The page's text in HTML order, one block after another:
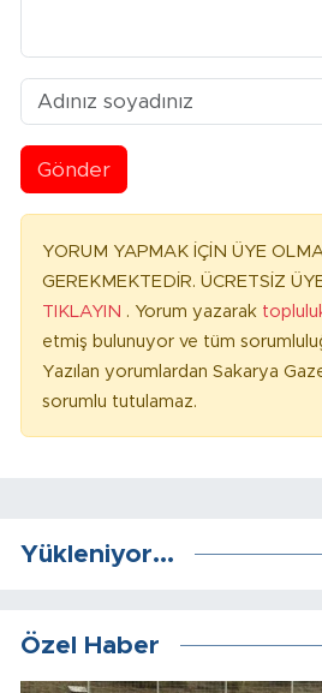
Gönder
YORUM YAPMAK İÇİN ÜYE
GEREKMEKTEDİR. ÜCRETSİZ
TIKLAYIN . Yorum yazarak
etmiş bulunuyor ve tüm
Yazılan yorumlardan Sakarya
sorumlu tutulamaz.
Yükleniyor...
Özel Haber